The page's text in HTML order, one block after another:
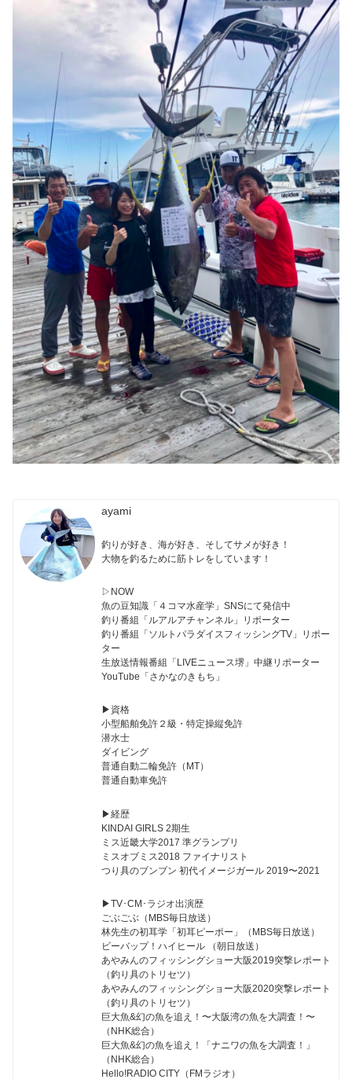
ayami
釣りが好き、海が好き、そしてサメが好き！
大物を釣るために筋トレをしています！
▷NOW
魚の豆知識「４コマ水産学」SNSにて発信中
釣り番組「ルアルアチャンネル」リポーター
釣り番組「ソルトパラダイスフィッシングTV」リポー
ター
生放送情報番組「LIVEニュース堺」中継リポーター
YouTube「さかなのきもち」
▶︎資格
小型船舶免許２級・特定操縦免許
潜水士
ダイビング
普通自動二輪免許（MT）
普通自動車免許
▶︎経歴
KINDAI GIRLS 2期生
ミス近畿大学2017 準グランプリ
ミスオブミス2018 ファイナリスト
つり具のブンブン 初代イメージガール 2019〜2021
▶︎TV･CM･ラジオ出演歴
ごぶごぶ（MBS毎日放送）
林先生の初耳学「初耳ピーポー」（MBS毎日放送）
ビーバップ！ハイヒール （朝日放送）
あやみんのフィッシングショー大阪2019突撃レポート
（釣り具のトリセツ）
あやみんのフィッシングショー大阪2020突撃レポート
（釣り具のトリセツ）
巨大魚&幻の魚を追え！〜大阪湾の魚を大調査！〜
（NHK総合）
巨大魚&幻の魚を追え！「ナニワの魚を大調査！」
（NHK総合）
Hello!RADIO CITY（FMラジオ）